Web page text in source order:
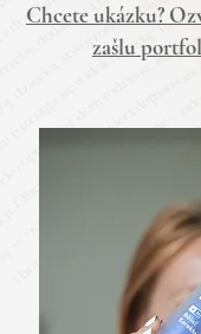
Chcete ukázku?
zašlu